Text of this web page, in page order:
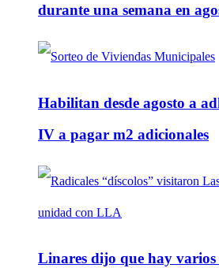
durante una semana en
Habilitan desde agosto a
IV a pagar m2 adicionales
Linares dijo que hay varios